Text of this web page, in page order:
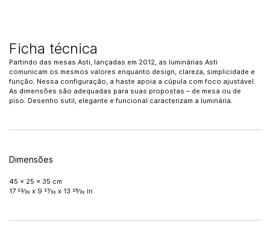
Ficha técnica
Partindo das mesas Asti, lançadas em 2012, as luminárias Asti
comunicam os mesmos valores enquanto design, clareza, simplicidade e
função. Nessa configuração, a haste apoia a cúpula com foco ajustável.
As dimensões são adequadas para suas propostas – de mesa ou de
piso. Desenho sutil, elegante e funcional caracterizam a luminária.
Dimensões
45 x 25 x 35 cm
17 23⁄32 x 9 27⁄32 x 13 25⁄32 in